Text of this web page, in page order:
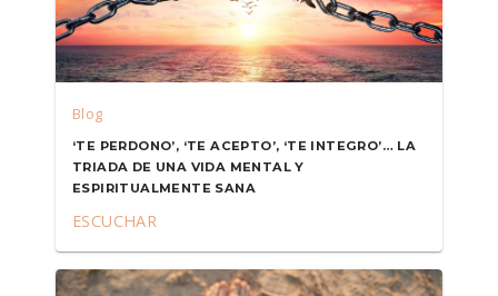
Blog
‘TE PERDONO’, ‘TE ACEPTO’, ‘TE INTEGRO’… LA
TRIADA DE UNA VIDA MENTAL Y
ESPIRITUALMENTE SANA
ESCUCHAR